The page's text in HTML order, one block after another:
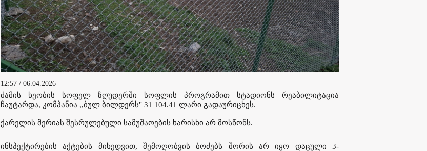
12:57 / 06.04.2026
ძამის ხეობის სოფელ ზღუდერში სოფლის პროგრამით სტადიონს რეაბილიტაცია
ჩაუტარდა, კომპანია ,,ბულ ბილდერს" 31 104.41 ლარი გადაურიცხეს.
ქარელის მერიას შესრულებული სამუშაოების ხარისხი არ მოსწონს.
ინსპექტირების აქტების მიხედვით, შემოღობვის ბოძებს შორის არ იყო დაცული 3-